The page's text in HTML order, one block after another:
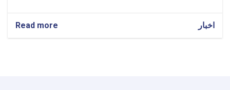
Read more
Notifications
اخبار